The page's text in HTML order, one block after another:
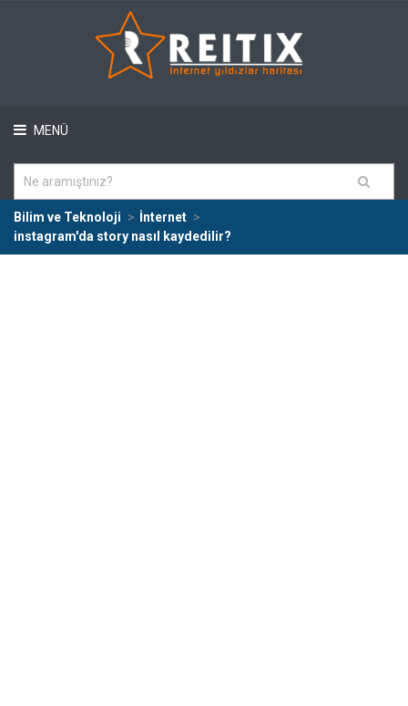
MENÜ
Bilim ve Teknoloji
İnternet
instagram'da story nasıl kaydedilir?